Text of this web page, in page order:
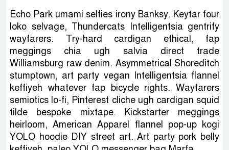
Echo Park umami selfies irony Banksy. Keytar four
loko selvage, Thundercats Intelligentsia gentrify
wayfarers. Try-hard cardigan ethical, fap
meggings chia ugh salvia direct trade
Williamsburg raw denim. Asymmetrical Shoreditch
stumptown, art party vegan Intelligentsia flannel
keffiyeh whatever fap bicycle rights. Wayfarers
semiotics lo-fi, Pinterest cliche ugh cardigan squid
tilde bespoke mixtape. Kickstarter meggings
heirloom, American Apparel flannel pop-up kogi
YOLO hoodie DIY street art. Art party pork belly